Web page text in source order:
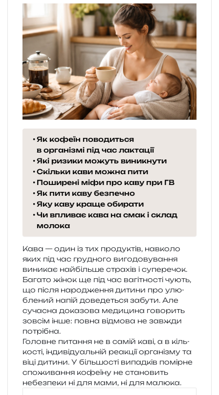
Як кофеїн поводиться
в організмі під час лактації
Які ризики можуть виникнути
Скільки кави можна пити
Поширені міфи про каву при ГВ
Як пити каву безпечно
Яку каву краще обирати
Чи впливає кава на смак і склад
молока
Кава — один із тих про­ду­ктів, нав­ко­ло
яких під час гру­дно­го виго­до­ву­ва­н­ня
вини­кає най­біль­ше стра­хів і супе­ре­чок.
Багато жінок ще під час вагі­тно­сті чують,
що після наро­дже­н­ня дити­ни про улю­
бле­ний напій дове­де­ться забу­ти. Але
суча­сна дока­зо­ва меди­ци­на гово­рить
зов­сім інше: повна від­мо­ва не зав­жди
потрібна.
Головне пита­н­ня не в самій каві, а в кіль­
ко­сті, інди­ві­ду­аль­ній реа­кції орга­ні­зму та
віці дити­ни. У біль­шо­сті випад­ків помір­не
спо­жи­ва­н­ня кофе­ї­ну не ста­но­вить
небез­пе­ки ні для мами, ні для малюка.